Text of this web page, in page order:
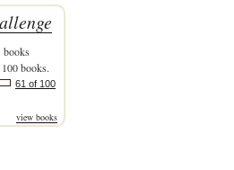
books
books.
61 of 100
view books